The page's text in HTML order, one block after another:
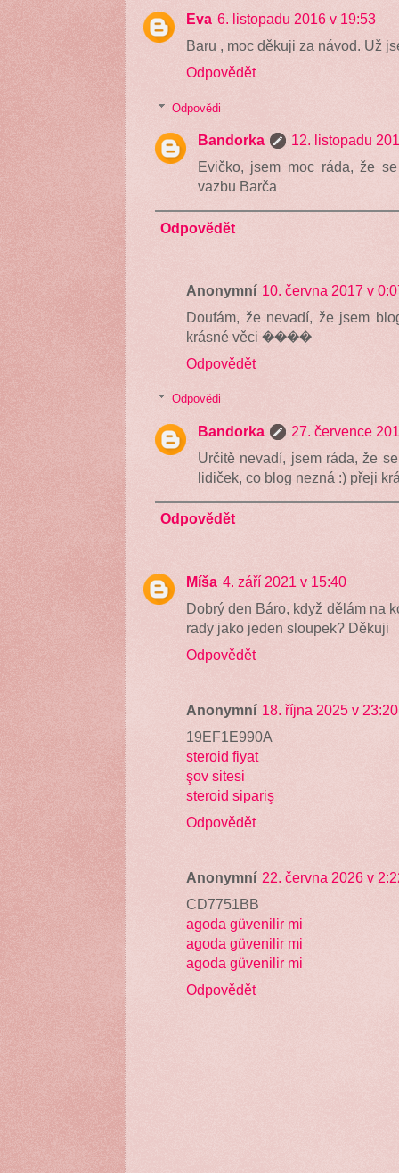
Eva 6. listopadu 2016 v 19:53
Baru , moc děkuji za návod. Už
Odpovědět
Odpovědi
Bandorka
12. listopadu
Evičko, jsem moc ráda, že
vazbu Barča
Odpovědět
Anonymní 10. června 2017 v
Doufám, že nevadí, že jsem
krásné věci ����
Odpovědět
Odpovědi
Bandorka
27. července
Určitě nevadí, jsem ráda, že
lidiček, co blog nezná :) přeji
Odpovědět
Míša 4. září 2021 v 15:40
Dobrý den Báro, když dělám na
rady jako jeden sloupek? Děkuji
Odpovědět
Anonymní 18. října 2025 v 23:20
19EF1E990A
steroid fiyat
şov sitesi
steroid sipariş
Odpovědět
Anonymní 22. června 2026 v
CD7751BB
agoda güvenilir mi
agoda güvenilir mi
agoda güvenilir mi
Odpovědět